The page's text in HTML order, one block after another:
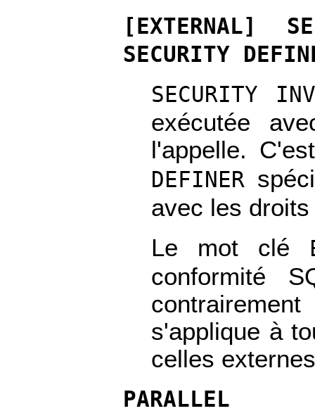
[EXTERNAL]
SECURITY
SECURITY
exécutée
l'appelle.
DEFINER
avec les
Le mot clé
conformité
s'applique à
celles
PARALLEL